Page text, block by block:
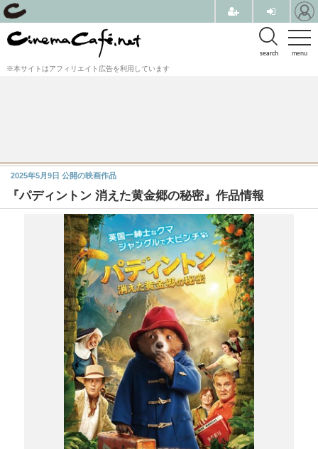
menu
search
※本サイトはアフィリエイト広告を利用しています
『パディントン 消えた黄金郷の秘密』作品情報
2025年5月9日 公開の映画作品